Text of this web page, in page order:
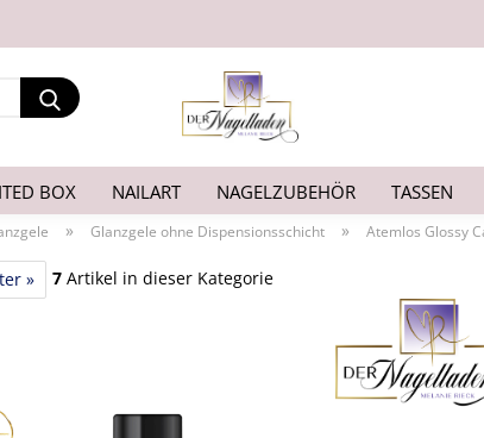
Suche...
BOX NAILART NAGELZUBEHÖR TASSEN
» Glanzgele ohne Dispensionsschicht » Atemlos Glossy
» 7 Artikel in dieser Kategorie